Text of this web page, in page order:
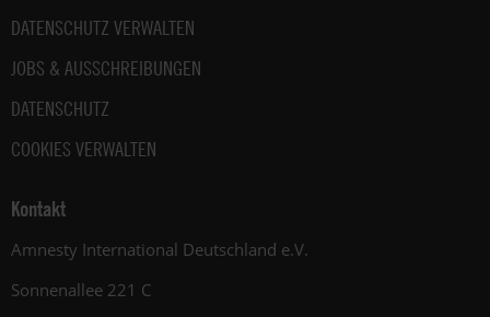
DATENSCHUTZ VERWALTEN
JOBS & AUSSCHREIBUNGEN
DATENSCHUTZ
COOKIES VERWALTEN
Kontakt
Amnesty International Deutschland e.V.
Sonnenallee 221 C